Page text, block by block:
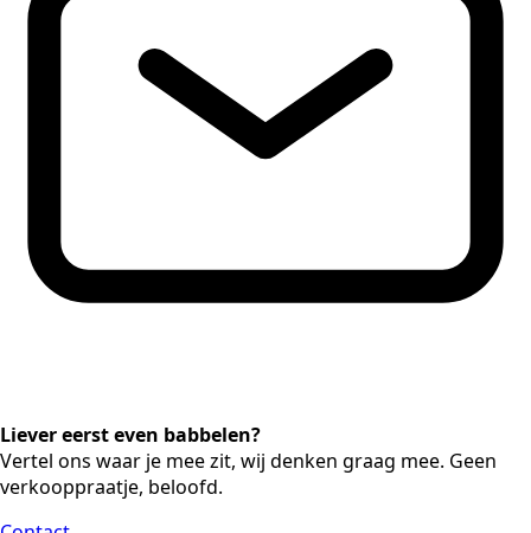
Liever eerst even babbelen?
Vertel ons waar je mee zit, wij denken graag mee. Geen
verkooppraatje, beloofd.